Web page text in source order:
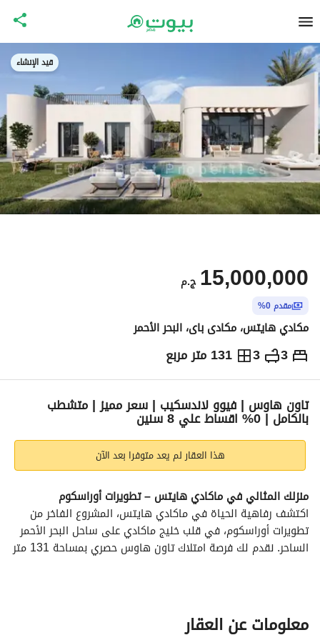
قيد الإنشاء
ج.م 15,000,000
مقدم 0%
مكادي هايتس، مكادى باى، البحر الأحمر
3
3 131 متر مربع ج.م15,000,000
الاماكن القريبة
تاون هاوس | فيوو لاندسكيب | سعر مميز | متشطب
بالكامل | 0% اقساط علي 8 سنين
هذا العقار لم يعد متوفرا بعد الآن
منزلك المثالي في ماكادي هايتس – تطويرات أوراسكوم
حجم العقار:
حديقة خاصة
معلومات عن العقار